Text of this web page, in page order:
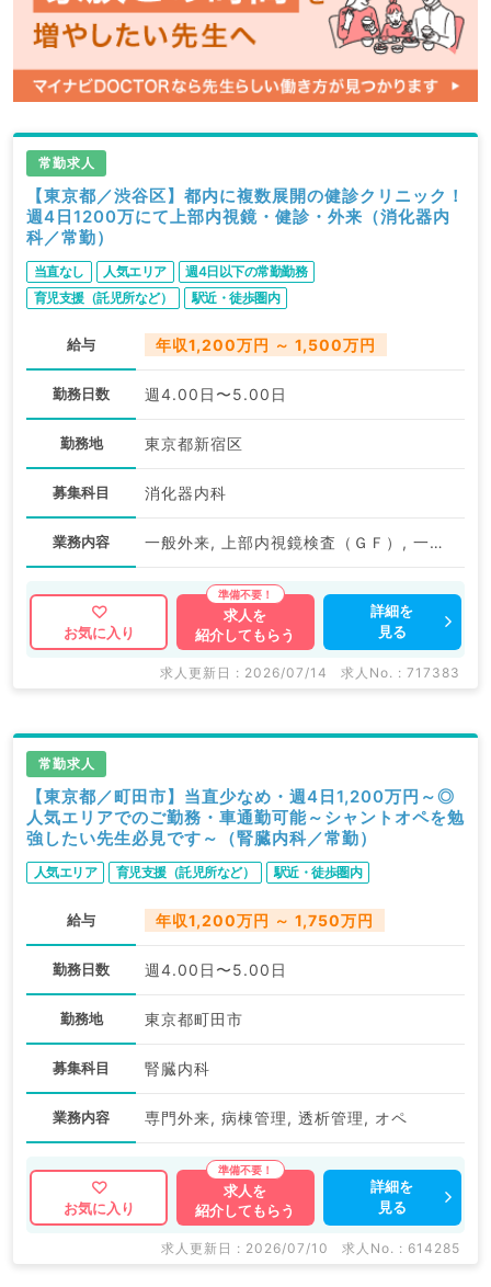
常勤求人
【東京都／渋谷区】都内に複数展開の健診クリニック！
週4日1200万にて上部内視鏡・健診・外来（消化器内
科／常勤）
当直なし 人気エリア
週4日以下の常勤勤務
育児支援（託児所など）
駅近・徒歩圏内
給与 年収1,200万円 ～ 1,500万円
勤務日数 週4.00日〜5.00日
勤務地 東京都新宿区
募集科目 消化器内科
業務内容 一般外来, 上部内視鏡検査（ＧＦ）, 一般健診・人間ドック, 巡回健診, 予防接種, その他
お気に入り
求人を
紹介してもらう
詳細を
見る
求人更新日 : 2026/07/14 求人No. : 717383
常勤求人
【東京都／町田市】当直少なめ・週4日1,200万円～◎
人気エリアでのご勤務・車通勤可能～シャントオペを勉
強したい先生必見です～（腎臓内科／常勤）
人気エリア 育児支援（託児所など） 駅近・徒歩圏内
給与 年収1,200万円 ～ 1,750万円
勤務日数 週4.00日〜5.00日
勤務地 東京都町田市
募集科目 腎臓内科
業務内容 専門外来, 病棟管理, 透析管理, オペ
お気に入り
求人を
紹介してもらう
詳細を
見る
求人更新日 : 2026/07/10 求人No. : 614285